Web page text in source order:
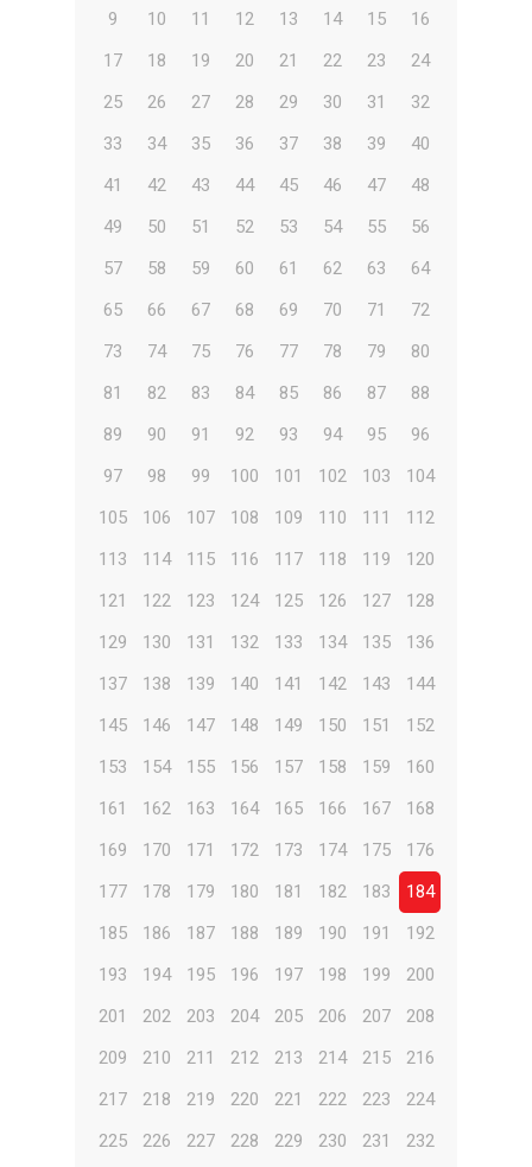
9 10 11 12 13 14 15
16
17
18 19 20 21 22 23
24
25
26 27 28 29 30 31
32
33
34 35 36 37 38 39
40
41
42 43 44 45 46 47
48
49
50 51 52 53 54 55
56
57
58 59 60 61 62 63
64
65
66 67 68 69 70 71
72
73
74 75 76 77 78 79
80
81
82 83 84 85 86 87
88
89
90 91 92 93 94 95
96
97
98 99 100 101 102 103
104
105
106 107 108 109 110 111
112
113
114 115 116 117 118 119
120
121
122 123 124 125 126 127
128
129
130 131 132 133 134 135
136
137
138 139 140 141 142 143
144
145
146 147 148 149 150 151
152
153
154 155 156 157 158 159
160
161
162 163 164 165 166 167
168
169
170 171 172 173 174 175
176
177
178 179 180 181 182 183
184
185
186 187 188 189 190 191
192
193
194 195 196 197 198 199
200
201
202 203 204 205 206 207
208
209
210 211 212 213 214 215
216
217
218 219 220 221 222 223
224
225
226 227 228 229 230 231
232